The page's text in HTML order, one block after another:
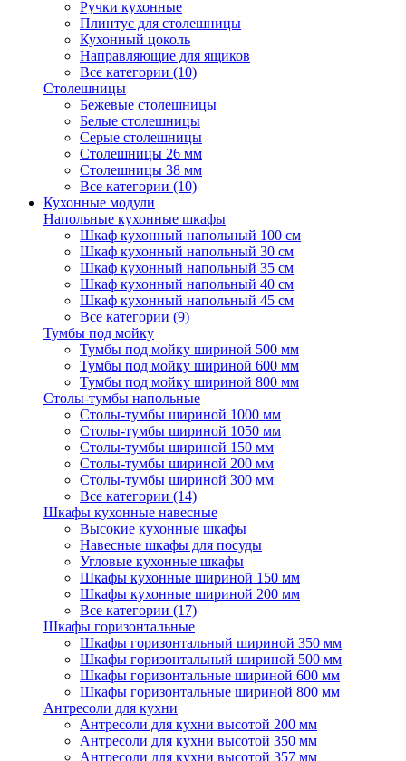
Ручки кухонные
Плинтус для столешницы
Кухонный цоколь
Направляющие для ящиков
Все категории (10)
Столешницы
Бежевые столешницы
Белые столешницы
Серые столешницы
Столешницы 26 мм
Столешницы 38 мм
Все категории (10)
Кухонные модули
Напольные кухонные шкафы
Шкаф кухонный напольный 100 см
Шкаф кухонный напольный 30 см
Шкаф кухонный напольный 35 см
Шкаф кухонный напольный 40 см
Шкаф кухонный напольный 45 см
Все категории (9)
Тумбы под мойку
Тумбы под мойку шириной 500 мм
Тумбы под мойку шириной 600 мм
Тумбы под мойку шириной 800 мм
Столы-тумбы напольные
Столы-тумбы шириной 1000 мм
Столы-тумбы шириной 1050 мм
Столы-тумбы шириной 150 мм
Столы-тумбы шириной 200 мм
Столы-тумбы шириной 300 мм
Все категории (14)
Шкафы кухонные навесные
Высокие кухонные шкафы
Навесные шкафы для посуды
Угловые кухонные шкафы
Шкафы кухонные шириной 150 мм
Шкафы кухонные шириной 200 мм
Все категории (17)
Шкафы горизонтальные
Шкафы горизонтальный шириной 350 мм
Шкафы горизонтальный шириной 500 мм
Шкафы горизонтальные шириной 600 мм
Шкафы горизонтальные шириной 800 мм
Антресоли для кухни
Антресоли для кухни высотой 200 мм
Антресоли для кухни высотой 350 мм
Антресоли для кухни высотой 357 мм